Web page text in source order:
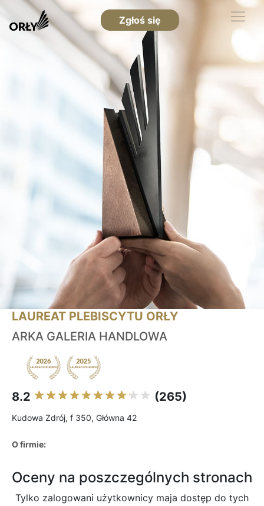
Zgłoś się
LAUREAT PLEBISCYTU ORŁY
ARKA GALERIA HANDLOWA
8.2 (265)
Kudowa Zdrój, f 350, Główna 42
O firmie:
Oceny na poszczególnych stronach
Tylko zalogowani użytkownicy maja dostęp do tych